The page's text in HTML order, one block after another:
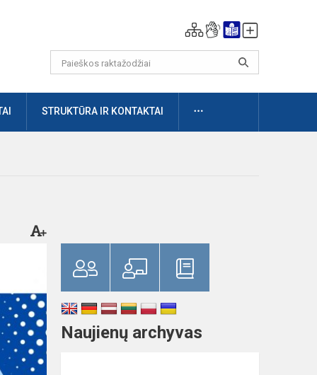
STRUKTŪRA IR KONTAKTAI DAUGIAU
Naujienų archyvas